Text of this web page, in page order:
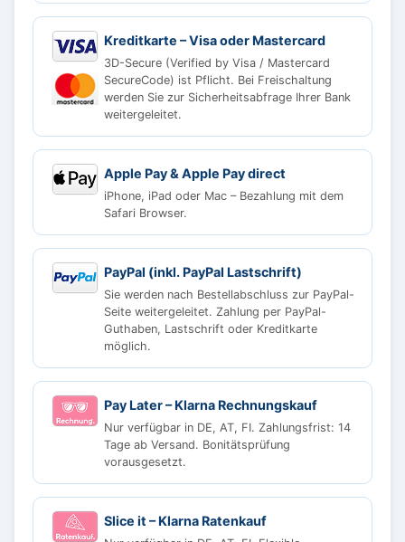
Kreditkarte – Visa oder Mastercard
3D-Secure (Verified by Visa / Mastercard
SecureCode) ist Pflicht. Bei Freischaltung
werden Sie zur Sicherheitsabfrage Ihrer Bank
weitergeleitet.
Apple Pay & Apple Pay direct
iPhone, iPad oder Mac – Bezahlung mit dem
Safari Browser.
PayPal (inkl. PayPal Lastschrift)
Sie werden nach Bestellabschluss zur PayPal-
Seite weitergeleitet. Zahlung per PayPal-
Guthaben, Lastschrift oder Kreditkarte
möglich.
Pay Later – Klarna Rechnungskauf
Nur verfügbar in DE, AT, FI. Zahlungsfrist: 14
Tage ab Versand. Bonitätsprüfung
vorausgesetzt.
Slice it – Klarna Ratenkauf